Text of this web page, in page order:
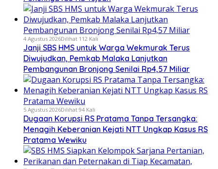
4 Agustus 2026Dilihat 112 Kali
Janji SBS HMS untuk Warga Wekmurak Terus
Diwujudkan, Pemkab Malaka Lanjutkan
Pembangunan Bronjong Senilai Rp4,57 Miliar
5 Agustus 2026Dilihat 94 Kali
Dugaan Korupsi RS Pratama Tanpa Tersangka:
Menagih Keberanian Kejati NTT Ungkap Kasus RS
Pratama Wewiku